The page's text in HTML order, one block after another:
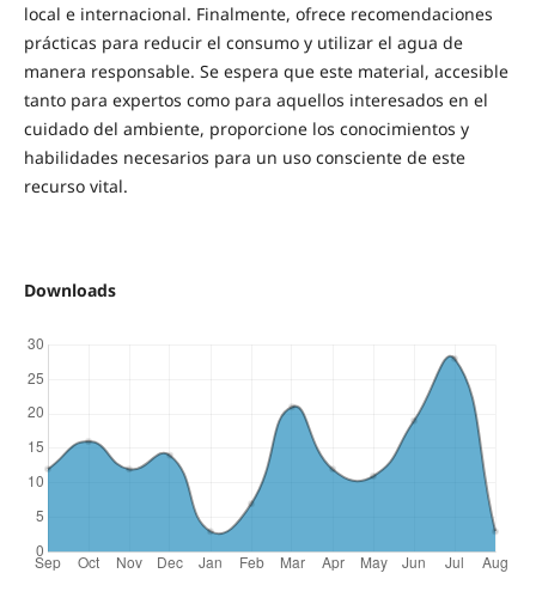
local e internacional. Finalmente, ofrece recomendaciones
prácticas para reducir el consumo y utilizar el agua de
manera responsable. Se espera que este material, accesible
tanto para expertos como para aquellos interesados en el
cuidado del ambiente, proporcione los conocimientos y
habilidades necesarios para un uso consciente de este
recurso vital.
Downloads